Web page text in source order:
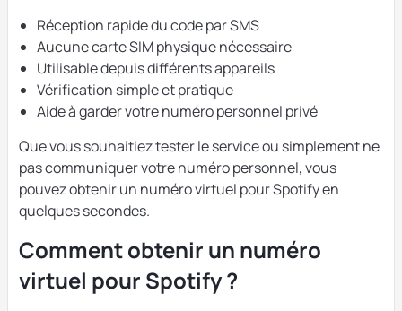
Réception rapide du code par SMS
Aucune carte SIM physique nécessaire
Utilisable depuis différents appareils
Vérification simple et pratique
Aide à garder votre numéro personnel privé
Que vous souhaitiez tester le service ou simplement ne
pas communiquer votre numéro personnel, vous
pouvez obtenir un numéro virtuel pour Spotify en
quelques secondes.
Comment obtenir un numéro
virtuel pour Spotify ?